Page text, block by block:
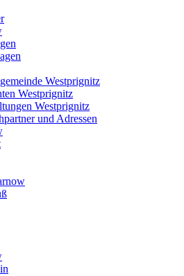
Westprignitz
Westprignitz
Westprignitz
und Adressen